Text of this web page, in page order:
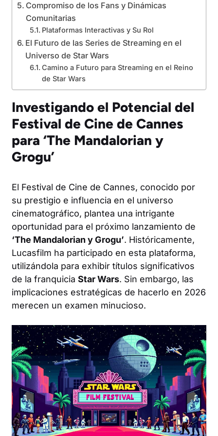
Compromiso de los Fans y Dinámicas
Comunitarias
Plataformas Interactivas y Su Rol
El Futuro de las Series de Streaming en el
Universo de Star Wars
Camino a Futuro para Streaming en el Reino
de Star Wars
Investigando el Potencial del
Festival de Cine de Cannes
para ‘The Mandalorian y
Grogu’
El Festival de Cine de Cannes, conocido por
su prestigio e influencia en el universo
cinematográfico, plantea una intrigante
oportunidad para el próximo lanzamiento de
‘The Mandalorian y Grogu’. Históricamente,
Lucasfilm ha participado en esta plataforma,
utilizándola para exhibir títulos significativos
de la franquicia Star Wars. Sin embargo, las
implicaciones estratégicas de hacerlo en 2026
merecen un examen minucioso.